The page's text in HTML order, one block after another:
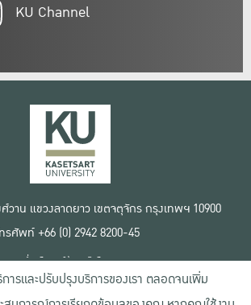
KU Channel
วาน แขวงลาดยาว เขตจตุจักร กรุงเทพฯ 10900
รศัพท์ +66 (0) 2942 8200-45
เงื่อนไขการใช้งานเว็บไซต์
ข้อตกลงด้านสิทธิ์ใช้งาน
นโยบายความเป็นส่วนตัว
การและปรับปรุงบริการของเรา ตลอดจนเพิ่ม